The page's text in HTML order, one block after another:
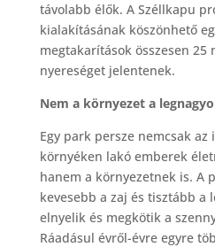
távolabb élők. A Széllkapu
kialakításának köszönhető
megtakarítások összesen
nyereséget jelentenek.
Nem a környezet a
Egy park persze nemcsak
környéken lakó emberek
hanem a környezetnek is. A
kevesebb a zaj és tisztább a
elnyelik és megkötik a
Ráadásul évről-évre egyre